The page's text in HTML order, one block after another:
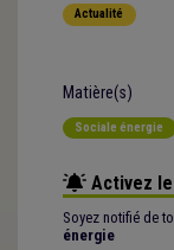
Actualité
Matière(s)
Sociale énergie
Activez
Soyez notifié de
énergie